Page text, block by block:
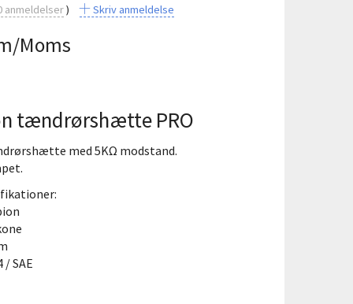
anmeldelser Skriv anmeldelse
Moms
tændrørshætte PRO
med 5KΩ modstand.
SAE